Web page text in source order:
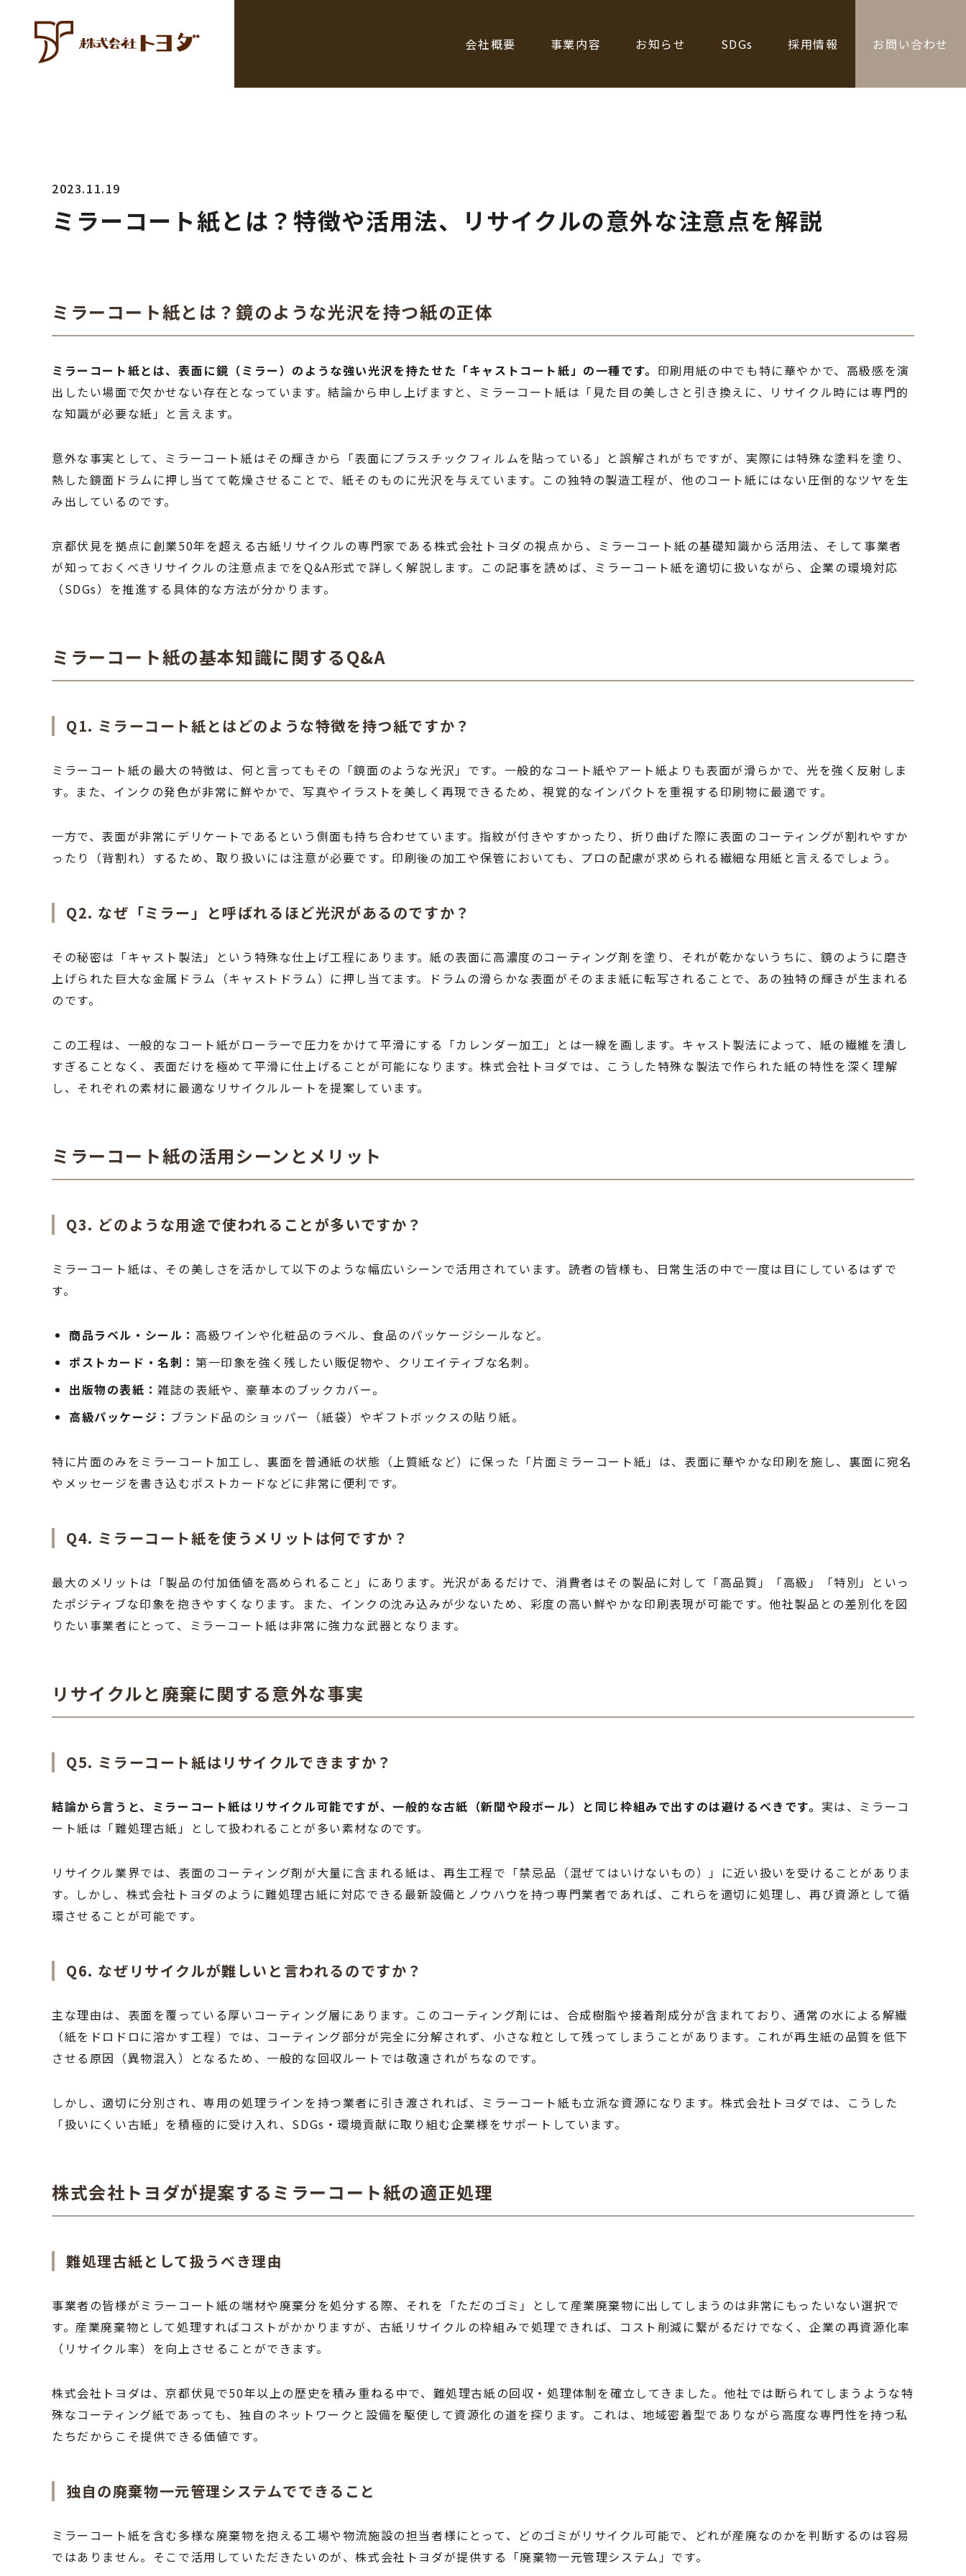
会社概要 事業内容 お知らせ SDGs 採用情報 お問い合わせ
2023.11.19
ミラーコート紙とは？特徴や活用法、リサイクルの意外な注意点を解説
ミラーコート紙とは？鏡のような光沢を持つ紙の正体
ミラーコート紙とは、表面に鏡（ミラー）のような強い光沢を持たせた「キャストコート紙」の一種です。 印刷用紙の中でも特に華やかで、高級感を演
出したい場面で欠かせない存在となっています。結論から申し上げますと、ミラーコート紙は「見た目の美しさと引き換えに、リサイクル時には専門的
な知識が必要な紙」と言えます。
意外な事実として、ミラーコート紙はその輝きから「表面にプラスチックフィルムを貼っている」と誤解されがちですが、実際には特殊な塗料を塗り、
熱した鏡面ドラムに押し当てて乾燥させることで、紙そのものに光沢を与えています。この独特の製造工程が、他のコート紙にはない圧倒的なツヤを生
み出しているのです。
京都伏見を拠点に創業50年を超える古紙リサイクルの専門家である株式会社トヨダの視点から、ミラーコート紙の基礎知識から活用法、そして事業者
が知っておくべきリサイクルの注意点までをQ&A形式で詳しく解説します。この記事を読めば、ミラーコート紙を適切に扱いながら、企業の環境対応
（SDGs）を推進する具体的な方法が分かります。
ミラーコート紙の基本知識に関するQ&A
Q1. ミラーコート紙とはどのような特徴を持つ紙ですか？
ミラーコート紙の最大の特徴は、何と言ってもその「鏡面のような光沢」です。一般的なコート紙やアート紙よりも表面が滑らかで、光を強く反射しま
す。また、インクの発色が非常に鮮やかで、写真やイラストを美しく再現できるため、視覚的なインパクトを重視する印刷物に最適です。
一方で、表面が非常にデリケートであるという側面も持ち合わせています。指紋が付きやすかったり、折り曲げた際に表面のコーティングが割れやすか
ったり（背割れ）するため、取り扱いには注意が必要です。印刷後の加工や保管においても、プロの配慮が求められる繊細な用紙と言えるでしょう。
Q2. なぜ「ミラー」と呼ばれるほど光沢があるのですか？
その秘密は「キャスト製法」という特殊な仕上げ工程にあります。紙の表面に高濃度のコーティング剤を塗り、それが乾かないうちに、鏡のように磨き
上げられた巨大な金属ドラム（キャストドラム）に押し当てます。ドラムの滑らかな表面がそのまま紙に転写されることで、あの独特の輝きが生まれる
のです。
この工程は、一般的なコート紙がローラーで圧力をかけて平滑にする「カレンダー加工」とは一線を画します。キャスト製法によって、紙の繊維を潰し
すぎることなく、表面だけを極めて平滑に仕上げることが可能になります。株式会社トヨダでは、こうした特殊な製法で作られた紙の特性を深く理解
し、それぞれの素材に最適なリサイクルルートを提案しています。
ミラーコート紙の活用シーンとメリット
Q3. どのような用途で使われることが多いですか？
ミラーコート紙は、その美しさを活かして以下のような幅広いシーンで活用されています。読者の皆様も、日常生活の中で一度は目にしているはずで
す。
商品ラベル・シール： 高級ワインや化粧品のラベル、食品のパッケージシールなど。
ポストカード・名刺：第一印象を強く残したい販促物や、クリエイティブな名刺。
出版物の表紙：雑誌の表紙や、豪華本のブックカバー。
高級パッケージ： ブランド品のショッパー（紙袋）やギフトボックスの貼り紙。
特に片面のみをミラーコート加工し、裏面を普通紙の状態（上質紙など）に保った「片面ミラーコート紙」は、表面に華やかな印刷を施し、裏面に宛名
やメッセージを書き込むポストカードなどに非常に便利です。
Q4. ミラーコート紙を使うメリットは何ですか？
最大のメリットは「製品の付加価値を高められること」にあります。光沢があるだけで、消費者はその製品に対して「高品質」「高級」「特別」といっ
たポジティブな印象を抱きやすくなります。また、インクの沈み込みが少ないため、彩度の高い鮮やかな印刷表現が可能です。他社製品との差別化を図
りたい事業者にとって、ミラーコート紙は非常に強力な武器となります。
リサイクルと廃棄に関する意外な事実
Q5. ミラーコート紙はリサイクルできますか？
結論から言うと、ミラーコート紙はリサイクル可能ですが、一般的な古紙（新聞や段ボール）と同じ枠組みで出すのは避けるべきです。 実は、ミラーコ
ート紙は「難処理古紙」として扱われることが多い素材なのです。
リサイクル業界では、表面のコーティング剤が大量に含まれる紙は、再生工程で「禁忌品（混ぜてはいけないもの）」に近い扱いを受けることがありま
す。しかし、株式会社トヨダのように難処理古紙に対応できる最新設備とノウハウを持つ専門業者であれば、これらを適切に処理し、再び資源として循
環させることが可能です。
Q6. なぜリサイクルが難しいと言われるのですか？
主な理由は、表面を覆っている厚いコーティング層にあります。このコーティング剤には、合成樹脂や接着剤成分が含まれており、通常の水による解繊
（紙をドロドロに溶かす工程）では、コーティング部分が完全に分解されず、小さな粒として残ってしまうことがあります。これが再生紙の品質を低下
させる原因（異物混入）となるため、一般的な回収ルートでは敬遠されがちなのです。
しかし、適切に分別され、専用の処理ラインを持つ業者に引き渡されれば、ミラーコート紙も立派な資源になります。株式会社トヨダでは、こうした
「扱いにくい古紙」を積極的に受け入れ、SDGs・環境貢献に取り組む企業様をサポートしています。
株式会社トヨダが提案するミラーコート紙の適正処理
難処理古紙として扱うべき理由
事業者の皆様がミラーコート紙の端材や廃棄分を処分する際、それを「ただのゴミ」として産業廃棄物に出してしまうのは非常にもったいない選択で
す。産業廃棄物として処理すればコストがかかりますが、古紙リサイクルの枠組みで処理できれば、コスト削減に繋がるだけでなく、企業の再資源化率
（リサイクル率）を向上させることができます。
株式会社トヨダは、京都伏見で50年以上の歴史を積み重ねる中で、難処理古紙の回収・処理体制を確立してきました。他社では断られてしまうような特
殊なコーティング紙であっても、独自のネットワークと設備を駆使して資源化の道を探ります。これは、地域密着型でありながら高度な専門性を持つ私
たちだからこそ提供できる価値です。
独自の廃棄物一元管理システムでできること
ミラーコート紙を含む多様な廃棄物を抱える工場や物流施設の担当者様にとって、どのゴミがリサイクル可能で、どれが産廃なのかを判断するのは容易
ではありません。そこで活用していただきたいのが、株式会社トヨダが提供する「廃棄物一元管理システム」です。